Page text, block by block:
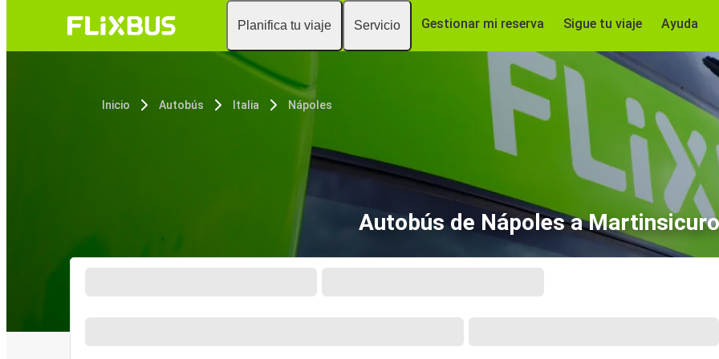
Planifica tu viaje Servicio Gestionar mi reserva Sigue tu viaje Ayuda
Inicio Autobús Italia Nápoles
Autobús de Nápoles a Martinsicuro